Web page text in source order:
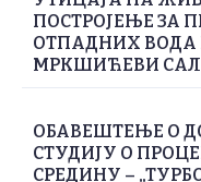
ПОСТРОЈЕЊЕ ЗА
ОТПАДНИХ
МРКШИЋЕВИ
ОБАВЕШТЕЊЕ О
СТУДИЈУ О
СРЕДИНУ –